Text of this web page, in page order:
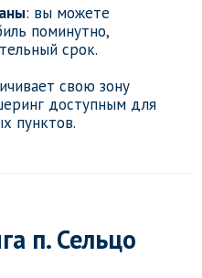
: вы можете
поминутно,
срок.
свою зону
доступным для
пунктов.
п. Сельцо